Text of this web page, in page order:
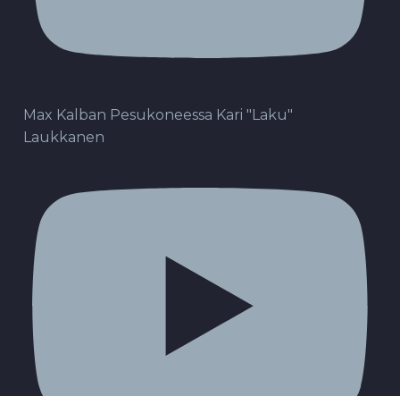
Max Kalban Pesukoneessa Kari "Laku"
Laukkanen